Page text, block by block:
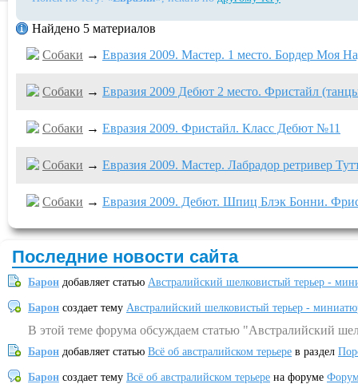
Найдено 5 материалов
Собаки → Евразия 2009. Мастер. 1 место. Бордер Моя
Собаки → Евразия 2009 Дебют 2 место. Фристайл
Собаки → Евразия 2009. Фристайл. Класс Дебют №11
Собаки → Евразия 2009. Мастер. Лабрадор ретривер
Собаки → Евразия 2009. Дебют. Шпиц Блэк Бонни.
Последние новости сайта
Барон добавляет статью Австралийский шелковистый терьер -
Барон создает тему Австралийский шелковистый терьер -
В этой теме форума обсуждаем статью "Австралийский
Барон добавляет статью Всё об австралийском терьере в раздел
Барон создает тему Всё об австралийском терьере на форуме